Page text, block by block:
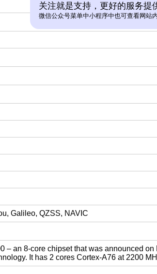
Galileo, QZSS, NAVIC
– an 8-core chipset that was announced
It has 2 cores Cortex-A76 at 2200
关注就是支持，更好的服务提
微信公众号菜单中小程序中也可查看网站